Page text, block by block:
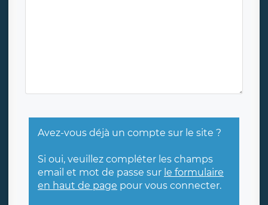
Avez-vous déjà un compte sur le site ?
Si oui, veuillez compléter les champs
email et mot de passe sur le formulaire
en haut de page pour vous connecter.